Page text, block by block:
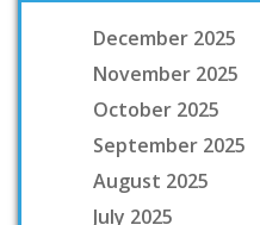
December 2025
November 2025
October 2025
September 2025
August 2025
July 2025